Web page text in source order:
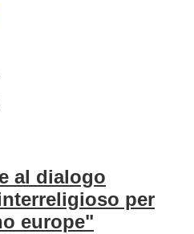
al dialogo
per
europe"